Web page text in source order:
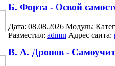
Б. Форта - Освой
Дата: 08.08.2026 Модуль:
Разместил: admin Адрес сайта:
В. А. Дронов -